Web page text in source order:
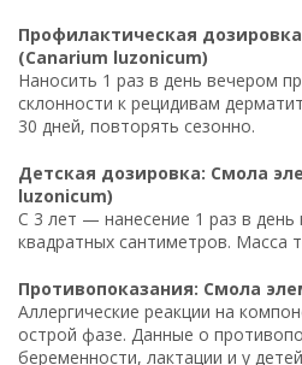
Профилактическая
(Canarium luzonicum)
Наносить 1 раз в день вечером
склонности к рецидивам
30 дней, повторять сезонно.
Детская дозировка: Смола
luzonicum)
С 3 лет — нанесение 1 раз в день
квадратных сантиметров. Масса
Противопоказания: Смола
Аллергические реакции на
острой фазе. Данные о
беременности, лактации и у